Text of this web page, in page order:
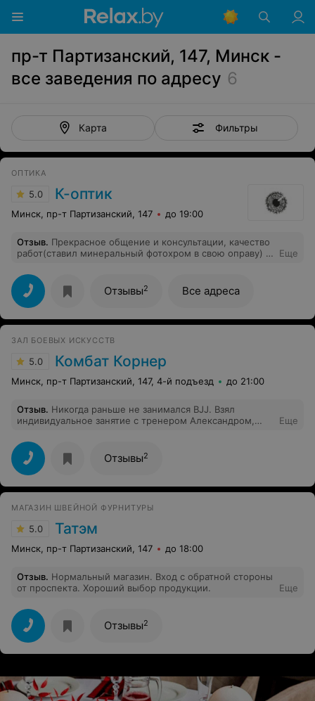
пр-т Партизанский, 147, Минск -
все заведения по адресу 6
Карта Фильтры
ОПТИКА
5.0 К-оптик
Минск, пр-т Партизанский, 147 до 19:00
Отзыв. Прекрасное общение и консультации, качество
работ(ставил минеральный фотохром в свою оправу) -
Еще
Отзывы2 Все адреса
ЗАЛ БОЕВЫХ ИСКУССТВ
5.0 Комбат Корнер
Минск, пр-т Партизанский, 147, 4-й подъезд до 21:00
Отзыв. Никогда раньше не занимался BJJ. Взял
индивидуальное занятие с тренером Александром,
теории, так и на практике. Занятие проходило наедине
с тренером, что позволило внимательно учиться и не
отвлекаться. Здесь есть все необходимое: просторный
зал, раздельные м/ж раздевалки с душевыми,
гардероб, туалет. Мне все понравилось, было здорово!
Еще
Отзывы2
МАГАЗИН ШВЕЙНОЙ ФУРНИТУРЫ
5.0 Татэм
Минск, пр-т Партизанский, 147 до 18:00
Отзыв. Нормальный магазин. Вход с обратной стороны
от проспекта. Хороший выбор продукции.
Еще
Отзывы2